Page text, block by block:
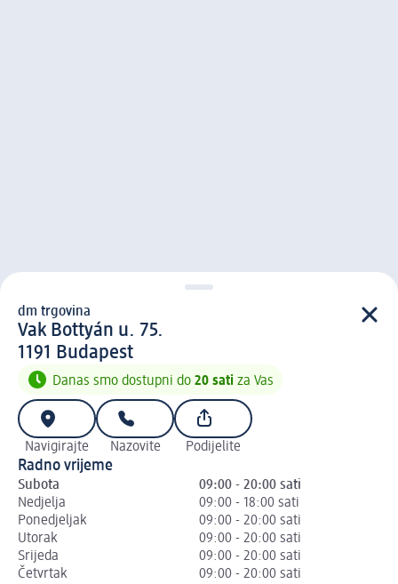
d m trgovina
dm trgovina
Vak Bottyán u. 75.
1 1 9 1
1191 Budapest
Danas smo dostupni do 20 sati za Vas
Navigirajte Nazovite Podijelite
Radno vrijeme
Subota
09:00 - 20:00 sati
Nedjelja
09:00 - 18:00 sati
Ponedjeljak
09:00 - 20:00 sati
Utorak
09:00 - 20:00 sati
Srijeda
09:00 - 20:00 sati
Četvrtak
09:00 - 20:00 sati